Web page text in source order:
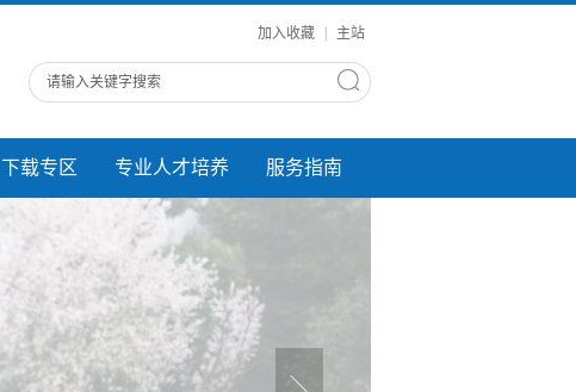
加入收藏 主站
下载专区 专业人才培养 服务指南